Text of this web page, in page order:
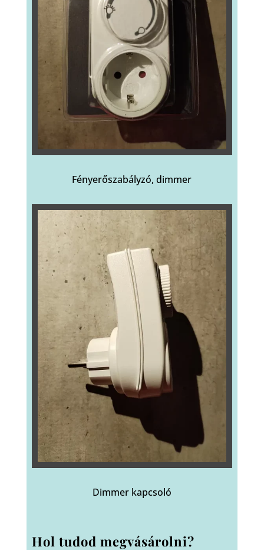
Fényerőszabályzó, dimmer
Dimmer kapcsoló
Hol tudod megvásárolni?